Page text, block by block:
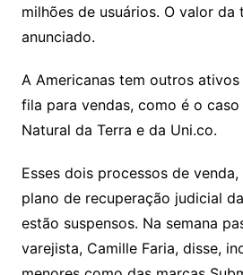
e o
milhões de usuários. O valor da
anunciado.
A Americanas tem outros
fila para vendas, como é o
Natural da Terra e da Uni.co.
Esses dois processos de
plano de recuperação judicial
estão suspensos. Na semana
varejista, Camille Faria, disse,